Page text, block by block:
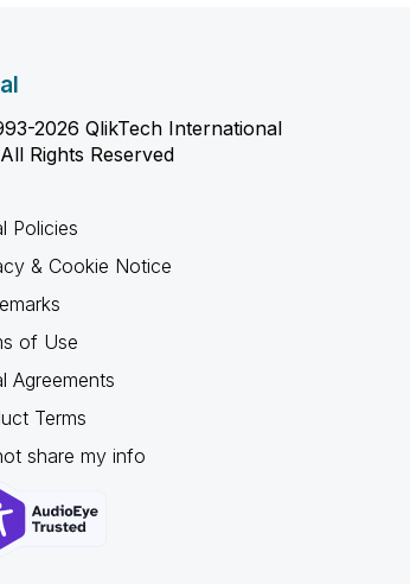
2026 QlikTech International
Rights Reserved
Policies
& Cookie Notice
of Use
Agreements
Terms
share my info